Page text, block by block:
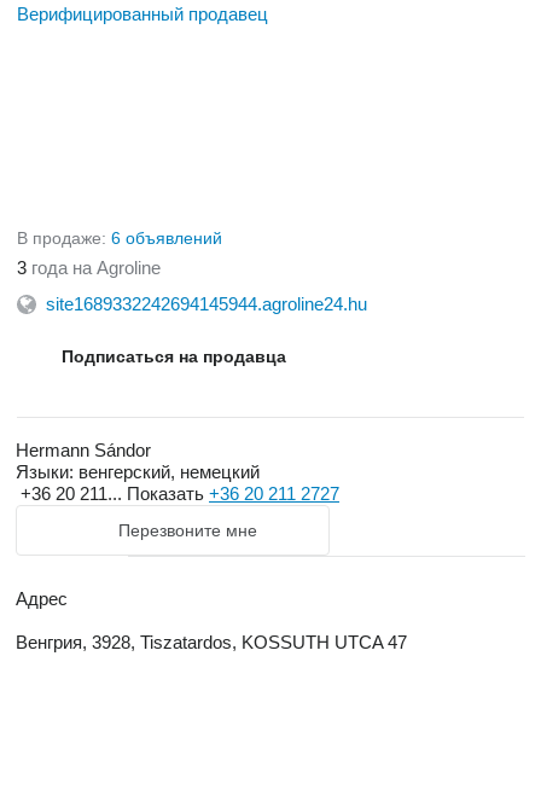
Верифицированный продавец
В продаже: 6 объявлений
3 года на Agroline
site1689332242694145944.agroline24.hu
Подписаться на продавца
Hermann Sándor
Языки: венгерский, немецкий
+36 20 211... Показать +36 20 211 2727
Перезвоните мне
Адрес
Венгрия, 3928, Tiszatardos, KOSSUTH UTCA 47